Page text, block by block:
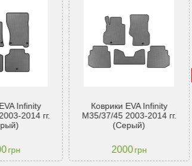
Infinity
2014 гг.
грн
Коврики EVA Infinity
M35/37/45 2003-2014 гг.
(Серый)
2000грн